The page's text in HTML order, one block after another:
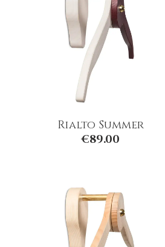
Rialto Summer
€89.00